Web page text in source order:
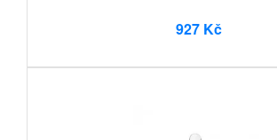
927 Kč